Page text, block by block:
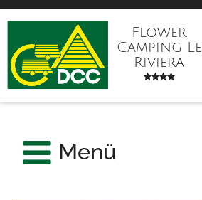
Flower
Camping Le
Riviera
Menü